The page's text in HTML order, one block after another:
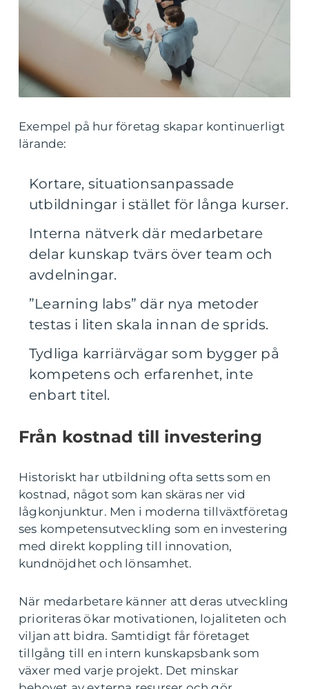
Exempel på hur företag skapar kontinuerligt
lärande:
Kortare, situationsanpassade
utbildningar i stället för långa kurser.
Interna nätverk där medarbetare
delar kunskap tvärs över team och
avdelningar.
”Learning labs” där nya metoder
testas i liten skala innan de sprids.
Tydliga karriärvägar som bygger på
kompetens och erfarenhet, inte
enbart titel.
Från kostnad till investering
Historiskt har utbildning ofta setts som en
kostnad, något som kan skäras ner vid
lågkonjunktur. Men i moderna tillväxtföretag
ses kompetensutveckling som en investering
med direkt koppling till innovation,
kundnöjdhet och lönsamhet.
När medarbetare känner att deras utveckling
prioriteras ökar motivationen, lojaliteten och
viljan att bidra. Samtidigt får företaget
tillgång till en intern kunskapsbank som
växer med varje projekt. Det minskar